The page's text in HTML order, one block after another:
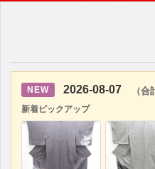
NEW 2026-08-07 （合
新着ピックアップ